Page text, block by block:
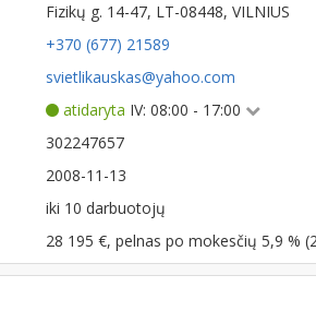
Fizikų g. 14-47, LT-08448, VILNIUS
+370 (677) 21589
svietlikauskas@yahoo.com
atidaryta IV: 08:00 - 17:00
302247657
2008-11-13
iki 10 darbuotojų
28 195 €, pelnas po mokesčių 5,9 %